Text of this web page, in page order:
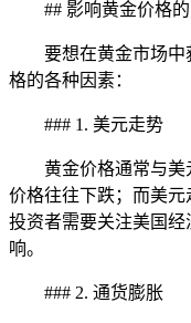
## 影响黄金价格
要想在黄金市场
格的各种因素：
### 1. 美元走势
黄金价格通常与
价格往往下跌；而美元
投资者需要关注美国
响。
### 2. 通货膨胀